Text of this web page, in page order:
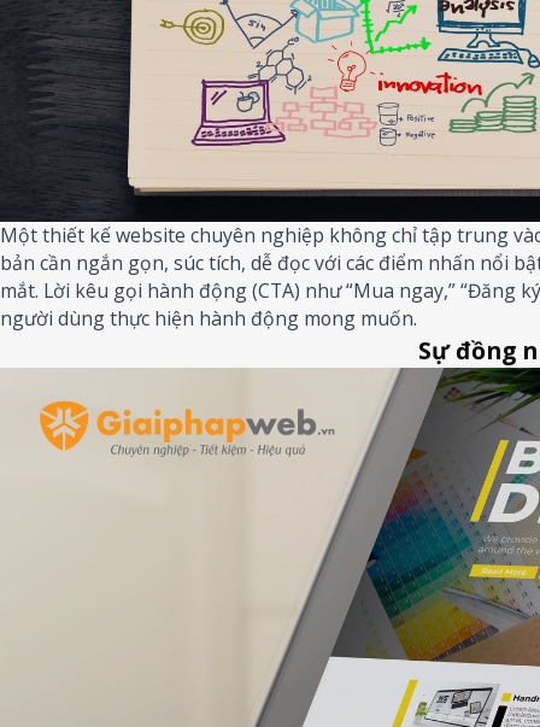
Một thiết kế website chuyên nghiệp không chỉ tập trung
bản cần ngắn gọn, súc tích, dễ đọc với các điểm nhấn nổi
mắt. Lời kêu gọi hành động (CTA) như “Mua ngay,”
người dùng thực hiện hành động mong muốn.
Sự đồng